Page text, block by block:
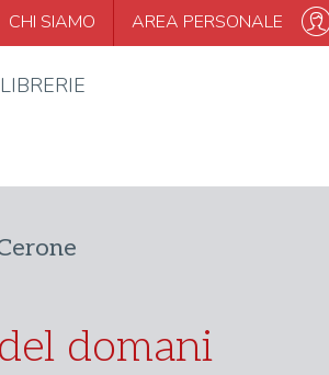
CHI SIAMO AREA PERSONALE
LIBRERIE
domani